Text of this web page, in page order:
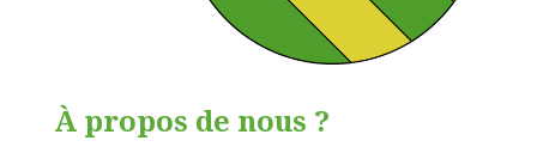
À propos de nous ?